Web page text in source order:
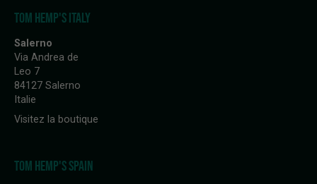
TOM HEMP'S ITALY
Salerno
Via Andrea de
Leo 7
84127 Salerno
Italie
Visitez la boutique
TOM HEMP'S SPAIN